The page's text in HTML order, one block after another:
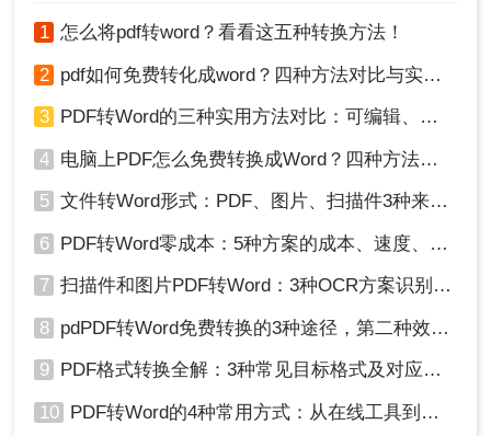
1 怎么将pdf转word？看看这五种转换方法！
2 pdf如何免费转化成word？四种方法对比与实操指南（附详细表格）
3 PDF转Word的三种实用方法对比：可编辑、保格式、避风险！
4 电脑上PDF怎么免费转换成Word？四种方法对比与实操指南（附详细表格）!
5 文件转Word形式：PDF、图片、扫描件3种来源分别怎么处理！
6 PDF转Word零成本：5种方案的成本、速度、精度对比！
7 扫描件和图片PDF转Word：3种OCR方案识别率实测！
8 pdPDF转Word免费转换的3种途径，第二种效率最高！
9 PDF格式转换全解：3种常见目标格式及对应操作方法！
10 PDF转Word的4种常用方式：从在线工具到桌面软件全梳理！